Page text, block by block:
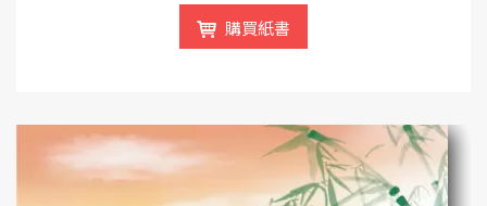
購買紙書